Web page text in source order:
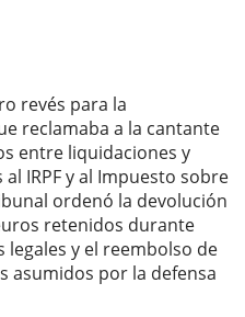
revés para la
reclamaba a la cantante
entre liquidaciones y
IRPF y al Impuesto sobre
ordenó la devolución
retenidos durante
y el reembolso de
asumidos por la defensa